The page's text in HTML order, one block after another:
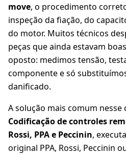
move, o procedimento
inspeção da fiação, do
do motor. Muitos técnicos
peças que ainda estavam
oposto: medimos tensão,
componente e só
danificado.
A solução mais comum nesse
Codificação de controles
Rossi, PPA e Peccinin,
original PPA, Rossi, Peccinin